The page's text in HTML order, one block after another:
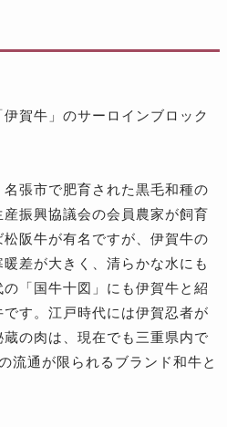
賀牛」のサーロインブロック
張市で肥育された黒毛和種の
振興協議会の会員農家が飼育
阪牛が有名ですが、伊賀牛の
差が大きく、清らかな水にも
「国牛十図」にも伊賀牛と紹
す。江戸時代には伊賀忍者が
の肉は、現在でも三重県内で
流通が限られるブランド和牛と